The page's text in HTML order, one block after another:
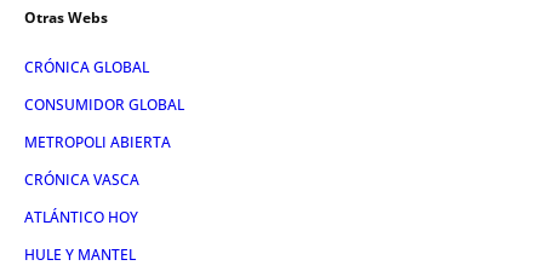
Otras Webs
CRÓNICA GLOBAL
CONSUMIDOR GLOBAL
METROPOLI ABIERTA
CRÓNICA VASCA
ATLÁNTICO HOY
HULE Y MANTEL